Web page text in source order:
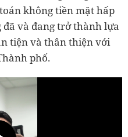
không tiền mặt hấp
đã và đang trở thành lựa
tiện và thân thiện với
phố.